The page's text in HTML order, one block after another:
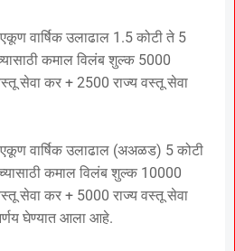
एकूण वार्षिक उलाढाल 1.5 कोटी ते 5
कमाल विलंब शुल्क 5000
सेवा कर + 2500 राज्य वस्तू सेवा
एकूण वार्षिक उलाढाल (अअळड) 5 कोटी
कमाल विलंब शुल्क 10000
सेवा कर + 5000 राज्य वस्तू सेवा
घेण्यात आला आहे.